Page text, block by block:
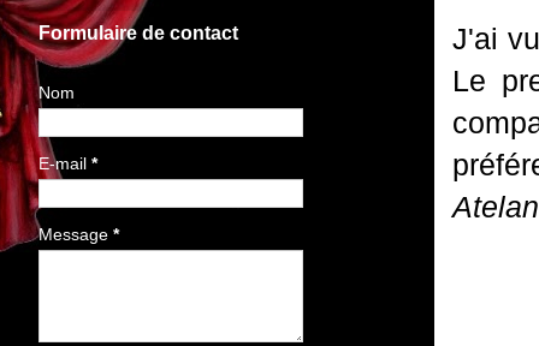
J'ai
Le
Formulaire de contact
Nom
E-mail *
Message *